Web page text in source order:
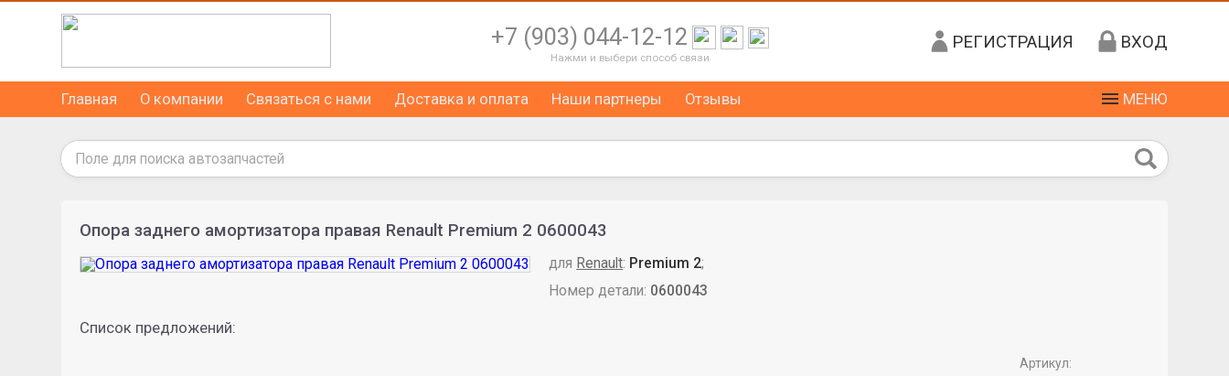
+7 (903) 044-12-12
Нажми и выбери способ связи
РЕГИСТРАЦИЯ ВХОД
Главная О компании Связаться с нами Доставка и оплата Наши партнеры Отзывы МЕНЮ
Опора заднего амортизатора правая Renault Premium 2 0600043
для Renault: Premium 2;
Номер детали: 0600043
Список предложений:
Артикул: